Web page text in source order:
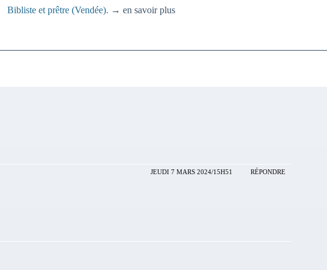
Bibliste et prêtre (Vendée). → en savoir plus
JEUDI 7 MARS 2024/15H51 RÉPONDRE